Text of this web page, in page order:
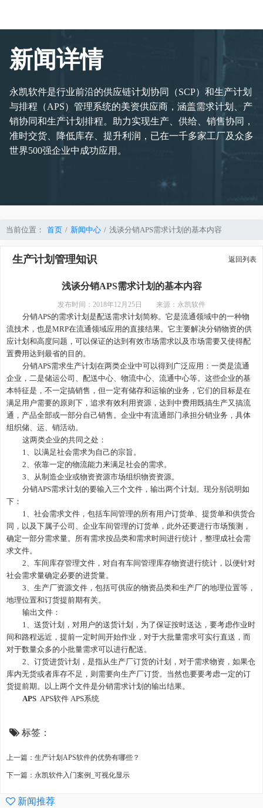
新闻详情
永凯软件是行业前沿的供应链计划协同（SCP）和生产计划
与排程（APS）管理系统的美资供应商，涵盖需求计划、产
销协同和生产计划排程。助力实现生产、供给、销售协同，
准时交货、降低库存、提升利润，已在一千多家工厂及众多
世界500强企业中成功应用。
当前位置： 首页 新闻中心 浅谈分销APS需求计划的基本内容
生产计划管理知识 返回列表
浅谈分销APS需求计划的基本内容
发布时间： 2018年12月25日 来源：永凯软件
分销APS的需求计划是配送需求计划简称。它是流通领域中的一种物
流技术， 也是MRP在流通领域应用的直接结果。它主要解决分销物资的供
应计划和高度问题， 可以保证的达到有效市场需求以及市场需要又使得配
置费用达到最省的目的。
分销APS需求生产计划在两类企业中可以得到 广泛 应用：一类是流通
企业，二是储运公司、配送中心、物流中心、流通中心等。这些企业的基
本特征是，不一定搞销售，但一定有储存和运输的业务，它们的目标是在
满足用户需要的原则下，追求有效利用资源，达到中费用既搞生产又搞流
通，产品全部或一部分自己销售。企业中有流通部门承担分销业务，具体
组织储、运、销活动。
这两类企业的共同之处：
1、以满足社会需求为自己的宗旨。
2、依靠一定的物流能力来满足社会的需求。
3、从制造企业或物资资源市场组织物资资源。
分销APS需求计划的要输入三个文件，输出两个计划。现分别说明如
下：
1、社会需求文件，包括车间管理的所有用户订货单、提货单和供货合
同，以及下属子公司、企业车间管理的订货单，此外还要进行市场预测，
确定一部分需求量。所有需求按品类和需求时间进行统计，整理成社会需
求文件。
2、 车间库存管理文件，对自有车间管理库存物资进行统计，以便针对
社会需求量确定必要的进货量。
3、生产厂资源文件，包括可供应的物资品类和生产厂的地理位置等，
地理位置和订货提前期有关。
输出文件：
1、送货计划，对用户的送货计划，为了保证按时送达，要考虑作业时
间和路程远近，提前一定时间开始作业，对于大批量需求可实行直送，而
对于数量众多的小批量需求可以进行配送。
2、订货进货计划，是指从生产厂订货的计划，对于需求物资，如果仓
库内无货或者库存不足，则需要向生产厂订货。当然也要要考虑一定的订
货提前期。以上两个文件是分销需求计划的输出结果。
APS APS软件 APS系统
标签：
上一篇：生产计划APS软件的优势有哪些？
下一篇：永凯软件入门案例_可视化显示
新闻推荐